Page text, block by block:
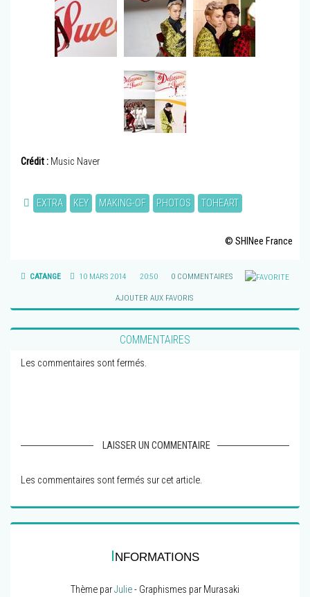
Crédit : Music Naver
EXTRA KEY MAKING-OF PHOTOS TOHEART
© SHINee France
CATANGE 10 MARS 2014 20:50 0 COMMENTAIRES
AJOUTER AUX FAVORIS
COMMENTAIRES
Les commentaires sont fermés.
LAISSER UN COMMENTAIRE
Les commentaires sont fermés sur cet article.
INFORMATIONS
Thème parJulie- Graphismes par Murasaki